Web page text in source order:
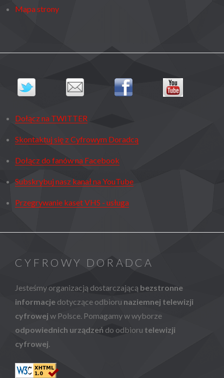
Mapa strony
Dołącz na TWITTER
Skontaktuj się z Cyfrowym Doradcą
Dołącz do fanów na Facebook
Subskrybuj nasz kanał na YouTube
Przegrywanie kaset VHS - usługa
CYFROWY DORADCA
Jesteśmy organizacją dostarczającą bezstronne
informacje dotyczące odbioru naziemnej telewizji
cyfrowej w Polsce. Pomagamy w wyborze
odpowiednich urządzeń do odbioru telewizji
cyfrowej